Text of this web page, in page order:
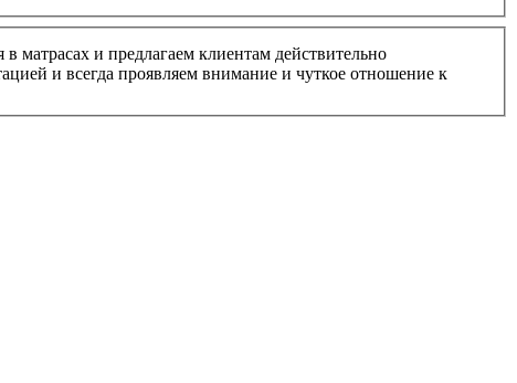
и предлагаем клиентам действительно
и всегда проявляем внимание и чуткое отношение к